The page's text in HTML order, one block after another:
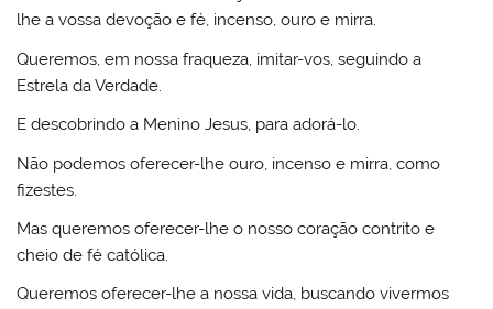
lhe a vossa devoção e fé, incenso, ouro e mirra.
Queremos, em nossa fraqueza, imitar-vos, seguindo a
Estrela da Verdade.
E descobrindo a Menino Jesus, para adorá-lo.
Não podemos oferecer-lhe ouro, incenso e mirra, como
fizestes.
Mas queremos oferecer-lhe o nosso coração contrito e
cheio de fé católica.
Queremos oferecer-lhe a nossa vida, buscando vivermos